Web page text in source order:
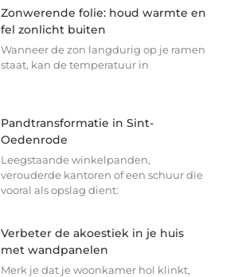
Zonwerende folie: houd warmte en
fel zonlicht buiten
Wanneer de zon langdurig op je ramen
staat, kan de temperatuur in
Pandtransformatie in Sint-
Oedenrode
Leegstaande winkelpanden,
verouderde kantoren of een schuur die
vooral als opslag dient:
Verbeter de akoestiek in je huis
met wandpanelen
Merk je dat je woonkamer hol klinkt,